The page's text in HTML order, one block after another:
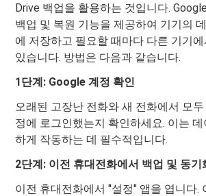
Drive 백업을 활용하는 것입니다.
백업 및 복원 기능을 제공하여 기기의
에 저장하고 필요할 때마다 다른 기기
있습니다. 방법은 다음과 같습니다.
1단계: Google 계정 확인
오래된 고장난 전화와 새 전화에서 모
정에 로그인했는지 확인하세요. 이는
하게 작동하는 데 필수적입니다.
2단계: 이전 휴대전화에서 백업 및 동기
이전 휴대전화에서 "설정" 앱을 엽니다.